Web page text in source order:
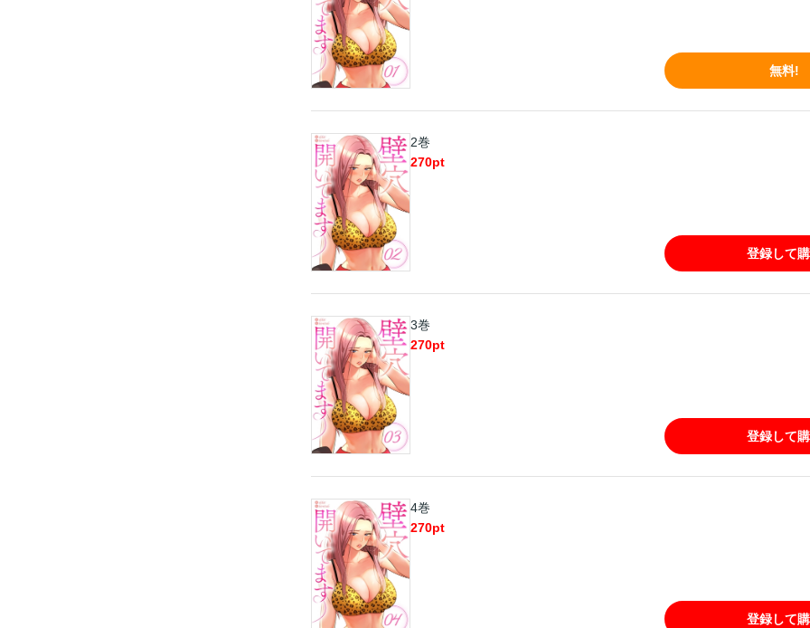
無料!
2巻
270pt
登録して
3巻
270pt
登録して
4巻
270pt
登録して